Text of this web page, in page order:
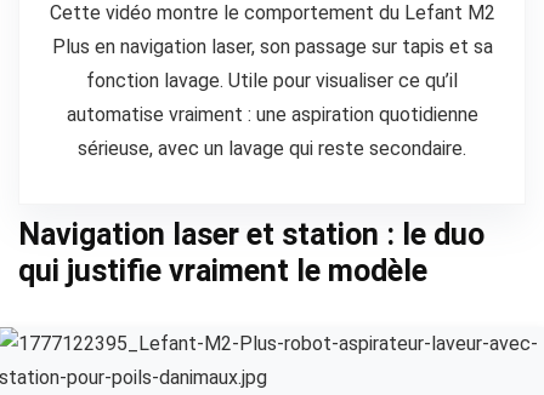
Cette vidéo montre le comportement du Lefant M2
Plus en navigation laser, son passage sur tapis et sa
fonction lavage. Utile pour visualiser ce qu’il
automatise vraiment : une aspiration quotidienne
sérieuse, avec un lavage qui reste secondaire.
Navigation laser et station : le duo
qui justifie vraiment le modèle